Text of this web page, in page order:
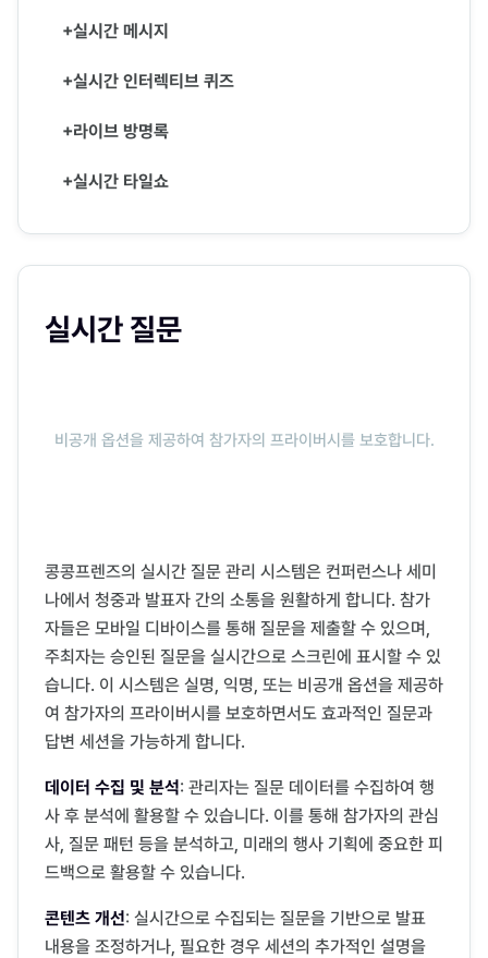
+실시간 메시지
+실시간 인터렉티브 퀴즈
+라이브 방명록
+실시간 타일쇼
실시간 질문
비공개 옵션을 제공하여 참가자의 프라이버시를 보호합니다.
콩콩프렌즈의 실시간 질문 관리 시스템은 컨퍼런스나 세미
나에서 청중과 발표자 간의 소통을 원활하게 합니다. 참가
자들은 모바일 디바이스를 통해 질문을 제출할 수 있으며,
주최자는 승인된 질문을 실시간으로 스크린에 표시할 수 있
습니다. 이 시스템은 실명, 익명, 또는 비공개 옵션을 제공하
여 참가자의 프라이버시를 보호하면서도 효과적인 질문과
답변 세션을 가능하게 합니다.
데이터 수집 및 분석: 관리자는 질문 데이터를 수집하여 행
사 후 분석에 활용할 수 있습니다. 이를 통해 참가자의 관심
사, 질문 패턴 등을 분석하고, 미래의 행사 기획에 중요한 피
드백으로 활용할 수 있습니다.
콘텐츠 개선: 실시간으로 수집되는 질문을 기반으로 발표
내용을 조정하거나, 필요한 경우 세션의 추가적인 설명을